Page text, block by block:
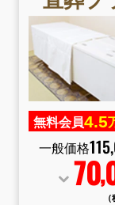
無料会員4.5
一般価格115,
70,